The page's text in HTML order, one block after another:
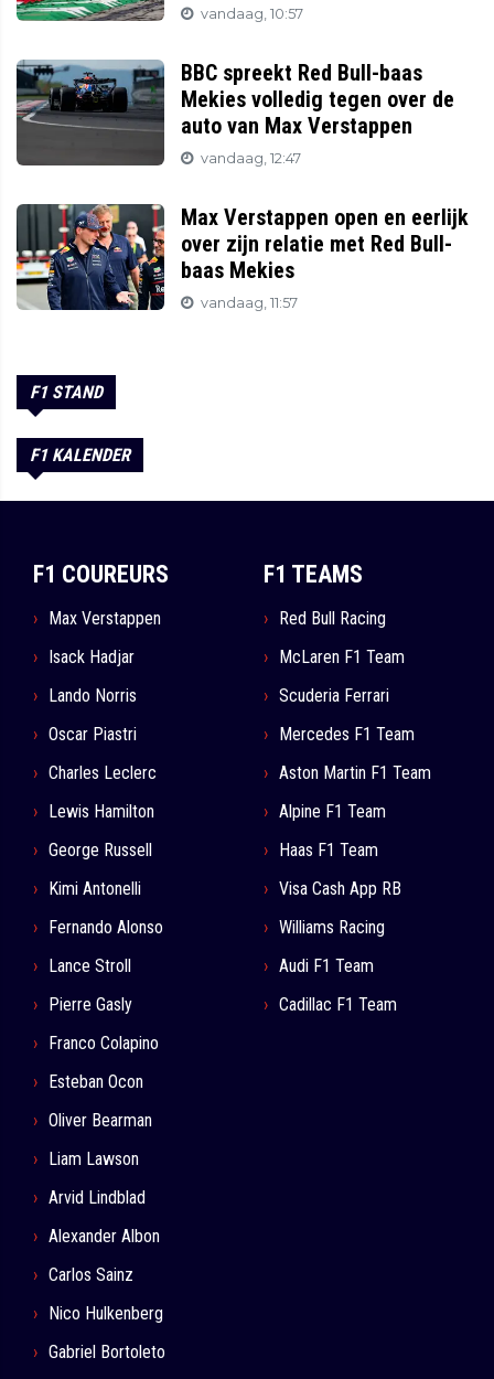
vandaag, 10:57
BBC spreekt Red Bull-baas
Mekies volledig tegen over de
auto van Max Verstappen
vandaag, 12:47
Max Verstappen open en eerlijk
over zijn relatie met Red Bull-
baas Mekies
vandaag, 11:57
F1 STAND
F1 KALENDER
F1 COUREURS
Max Verstappen
Isack Hadjar
Lando Norris
Oscar Piastri
Charles Leclerc
Lewis Hamilton
George Russell
Kimi Antonelli
Fernando Alonso
Lance Stroll
Pierre Gasly
Franco Colapino
Esteban Ocon
Oliver Bearman
Liam Lawson
Arvid Lindblad
Alexander Albon
Carlos Sainz
Nico Hulkenberg
Gabriel Bortoleto
F1 TEAMS
Red Bull Racing
McLaren F1 Team
Scuderia Ferrari
Mercedes F1 Team
Aston Martin F1 Team
Alpine F1 Team
Haas F1 Team
Visa Cash App RB
Williams Racing
Audi F1 Team
Cadillac F1 Team